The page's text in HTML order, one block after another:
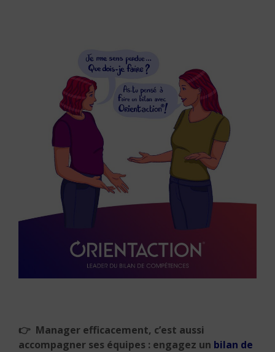
👉 Manager efficacement, c’est aussi
accompagner ses équipes : engagez un bilan de